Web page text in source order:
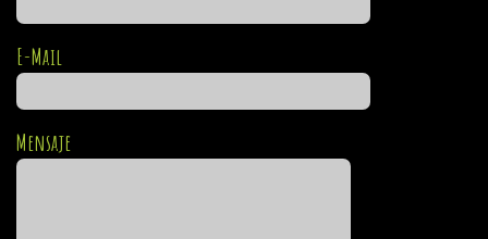
E-Mail
Mensaje